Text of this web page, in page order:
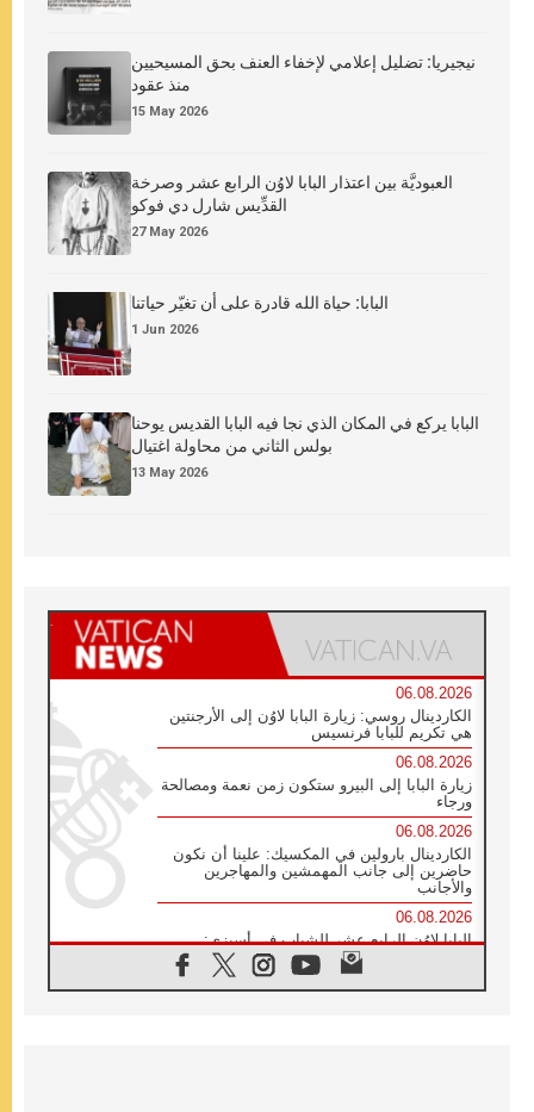
نيجيريا: تضليل إعلامي لإخفاء العنف بحق المسيحيين
منذ عقود
15 May 2026
العبوديَّة بين اعتذار البابا لاوُن الرابع عشر وصرخة
القدِّيس شارل دي فوكو
27 May 2026
البابا: حياة الله قادرة على أن تغيّر حياتنا
1 Jun 2026
البابا يركع في المكان الذي نجا فيه البابا القديس يوحنا
بولس الثاني من محاولة اغتيال
13 May 2026
06.08.2026
الكاردينال روسي: زيارة البابا لاوُن إلى الأرجنتين
هي تكريم للبابا فرنسيس
06.08.2026
زيارة البابا إلى البيرو ستكون زمن نعمة ومصالحة
ورجاء
06.08.2026
الكاردينال بارولين في المكسيك: علينا أن نكون
حاضرين إلى جانب المهمشين والمهاجرين
والأجانب
06.08.2026
البابا لاوُن الرابع عشر للشباب في أسيزي:
"أوروبا والعالم يبحثان اليوم عن قديسين جُدد